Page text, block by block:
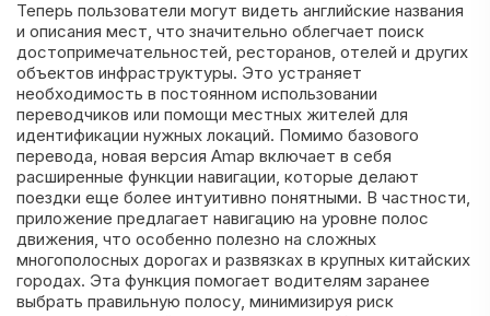
Теперь пользователи могут видеть английские названия
и описания мест, что значительно облегчает поиск
достопримечательностей, ресторанов, отелей и других
объектов инфраструктуры. Это устраняет
необходимость в постоянном использовании
переводчиков или помощи местных жителей для
идентификации нужных локаций. Помимо базового
перевода, новая версия Amap включает в себя
расширенные функции навигации, которые делают
поездки еще более интуитивно понятными. В частности,
приложение предлагает навигацию на уровне полос
движения, что особенно полезно на сложных
многополосных дорогах и развязках в крупных китайских
городах. Эта функция помогает водителям заранее
выбрать правильную полосу, минимизируя риск